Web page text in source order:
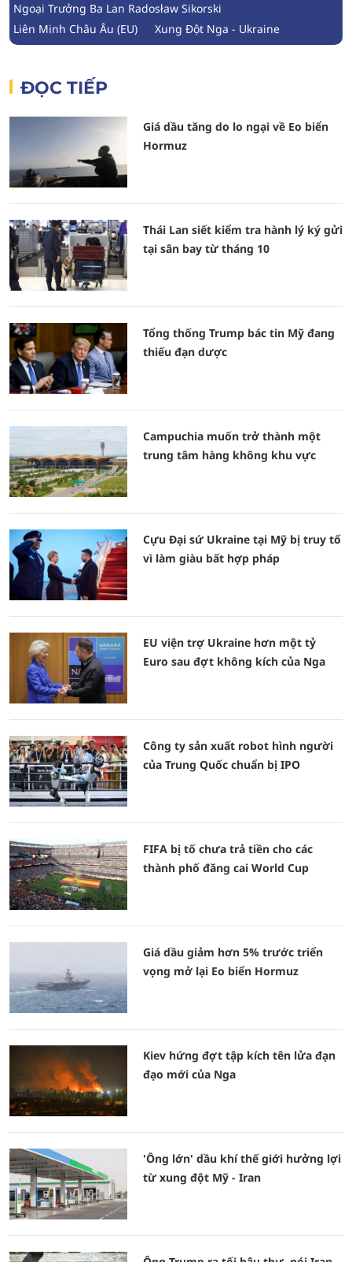
Ngoại Trưởng Ba Lan Radosław Sikorski
Liên Minh Châu Âu (EU)
Xung Đột Nga - Ukraine
ĐỌC TIẾP
Giá dầu tăng do lo ngại về Eo biển
Hormuz
Thái Lan siết kiểm tra hành lý ký gửi
tại sân bay từ tháng 10
Tổng thống Trump bác tin Mỹ đang
thiếu đạn dược
Campuchia muốn trở thành một
trung tâm hàng không khu vực
Cựu Đại sứ Ukraine tại Mỹ bị truy tố
vì làm giàu bất hợp pháp
EU viện trợ Ukraine hơn một tỷ
Euro sau đợt không kích của Nga
Công ty sản xuất robot hình người
của Trung Quốc chuẩn bị IPO
FIFA bị tố chưa trả tiền cho các
thành phố đăng cai World Cup
Giá dầu giảm hơn 5% trước triển
vọng mở lại Eo biển Hormuz
Kiev hứng đợt tập kích tên lửa đạn
đạo mới của Nga
'Ông lớn' dầu khí thế giới hưởng lợi
từ xung đột Mỹ - Iran